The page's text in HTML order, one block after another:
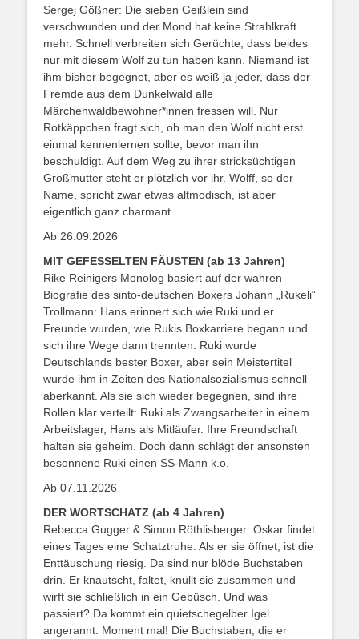
Sergej Gößner: Die sieben Geißlein sind
verschwunden und der Mond hat keine Strahlkraft
mehr. Schnell verbreiten sich Gerüchte, dass beides
nur mit diesem Wolf zu tun haben kann. Niemand ist
ihm bisher begegnet, aber es weiß ja jeder, dass der
Fremde aus dem Dunkelwald alle
Märchenwaldbewohner*innen fressen will. Nur
Rotkäppchen fragt sich, ob man den Wolf nicht erst
einmal kennenlernen sollte, bevor man ihn
beschuldigt. Auf dem Weg zu ihrer stricksüchtigen
Großmutter steht er plötzlich vor ihr. Wolff, so der
Name, spricht zwar etwas altmodisch, ist aber
eigentlich ganz charmant.
Ab 26.09.2026
MIT GEFESSELTEN FÄUSTEN (ab 13 Jahren)
Rike Reinigers Monolog basiert auf der wahren
Biografie des sinto-deutschen Boxers Johann „Rukeli“
Trollmann: Hans erinnert sich wie Ruki und er
Freunde wurden, wie Rukis Boxkarriere begann und
sich ihre Wege dann trennten. Ruki wurde
Deutschlands bester Boxer, aber sein Meistertitel
wurde ihm in Zeiten des Nationalsozialismus schnell
aberkannt. Als sie sich wieder begegnen, sind ihre
Rollen klar verteilt: Ruki als Zwangsarbeiter in einem
Arbeitslager, Hans als Mitläufer. Ihre Freundschaft
halten sie geheim. Doch dann schlägt der ansonsten
besonnene Ruki einen SS-Mann k.o.
Ab 07.11.2026
DER WORTSCHATZ (ab 4 Jahren)
Rebecca Gugger & Simon Röthlisberger: Oskar findet
eines Tages eine Schatztruhe. Als er sie öffnet, ist die
Enttäuschung riesig. Da sind nur blöde Buchstaben
drin. Er knautscht, faltet, knüllt sie zusammen und
wirft sie schließlich in ein Gebüsch. Und was
passiert? Da kommt ein quietschegelber Igel
angerannt. Moment mal! Die Buchstaben, die er